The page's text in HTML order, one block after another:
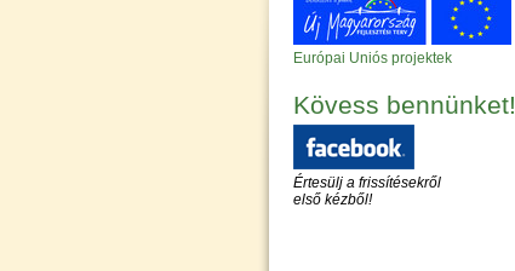
Európai Uniós projektek
Kövess bennünket!
Értesülj a frissítésekről
első kézből!